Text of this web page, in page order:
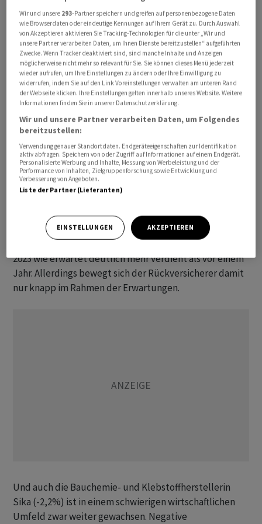
Rolle als sonst spielen, da die US-Notenbank ihre
Zinsentscheidungen künftig datenabhängig treffen will.
"Sollten also noch mehr als die erwarteten 200'000
Stellen geschaffen worden sein, dürften die Zinssorgen
sofort wieder steigen", heisst es in einem Kommentar. Es
gibt also keinen Grund, sich im Vorfeld schon gross zu
positionieren.
Der SMI verliert gegen 09.25 Uhr 0,30 Prozent auf
11'054,40 Punkte. Der SLI, in dem die 30 wichtigsten
Aktien enthalten sind, fällt um 0,26 Prozent auf 1746,51
und der breite SPI um 0,24 Prozent auf 14'601,63 Zähler.
Im SLI geben 18 Titel nach und 12 gewinnen hinzu.
Die beiden Zahlen-Blue-Chips Swiss Re und Sika führen
zunächst das Verliererfeld an. Dabei hat der
Rückversicherer Swiss Re (-3,0%) im ersten Halbjahr
2023 wie erwartet deutlich mehr verdient als vor einem
Jahr. Allerdings bewegt sich der Rückversicherer damit
nur knapp im Rahmen der Erwartungen.
Und auch die Bauchemie- und Klebstoffherstellerin
Sika (-2,2%) ist in einem schwierigen wirtschaftlichen
Umfeld zwar weiter gewachsen. Negative
Wir und unsere 293-Partner speichern und greifen auf personenbezogene Daten
wie Browserdaten oder eindeutige Kennungen auf Ihrem Gerät zu. Durch Auswahl
von Akzeptieren aktivieren Sie Tracking-Technologien für die unter „Wir und
unsere Partner verarbeiten Daten, um Ihnen Dienste bereitzustellen“ aufgeführten
Zwecke. Wenn Tracker deaktiviert sind, sind manche Inhalte und Anzeigen
möglicherweise nicht mehr so relevant für Sie. Sie können dieses Menü jederzeit
wieder aufrufen, um Ihre Einstellungen zu ändern oder Ihre Einwilligung zu
widerrufen, indem Sie auf den Link Voreinstellungen verwalten am unteren Rand
der Webseite klicken. Ihre Einstellungen gelten innerhalb unseres Website. Weitere
Informationen finden Sie in unserer Datenschutzerklärung.
Wir und unsere Partner verarbeiten Daten, um Folgendes
bereitzustellen:
Verwendung genauer Standortdaten. Endgeräteeigenschaften zur Identifikation
aktiv abfragen. Speichern von oder Zugriff auf Informationen auf einem Endgerät.
Personalisierte Werbung und Inhalte, Messung von Werbeleistung und der
Performance von Inhalten, Zielgruppenforschung sowie Entwicklung und
Verbesserung von Angeboten.
Liste der Partner (Lieferanten)
EINSTELLUNGEN AKZEPTIEREN